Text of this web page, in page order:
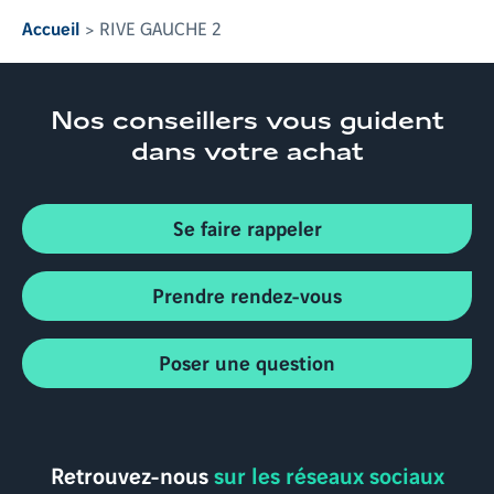
Accueil RIVE GAUCHE 2
Nos conseillers vous guident
dans votre achat
Se faire rappeler
Prendre rendez-vous
Poser une question
Retrouvez-noussur les réseaux sociaux